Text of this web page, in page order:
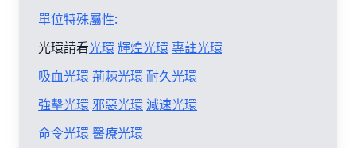
單位特殊屬性:
光環請看光環輝煌光環專註光環
吸血光環荊棘光環耐久光環
強擊光環邪惡光環減速光環
命令光環醫療光環